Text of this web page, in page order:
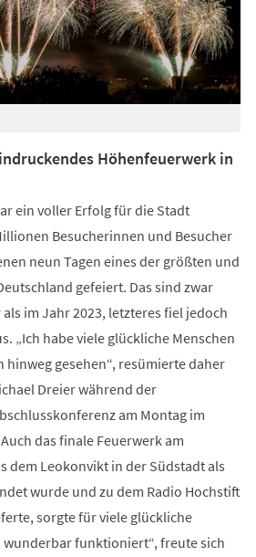
Höhenfeuerwerk in
ein voller Erfolg für die Stadt
Besucherinnen und Besucher
neun Tagen eines der größten und
gefeiert. Das sind zwar
im Jahr 2023, letzteres fiel jedoch
„Ich habe viele glückliche Menschen
hinweg gesehen“, resümierte daher
Dreier während der
am Montag im
das finale Feuerwerk am
dem Leokonvikt in der Südstadt als
wurde und zu dem Radio Hochstift
sorgte für viele glückliche
wunderbar funktioniert“, freute sich